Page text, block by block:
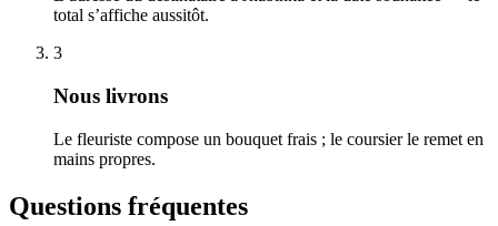
total s’affiche aussitôt.
3
Nous livrons
Le fleuriste compose un bouquet frais ; le coursier le remet en
mains propres.
Questions fréquentes